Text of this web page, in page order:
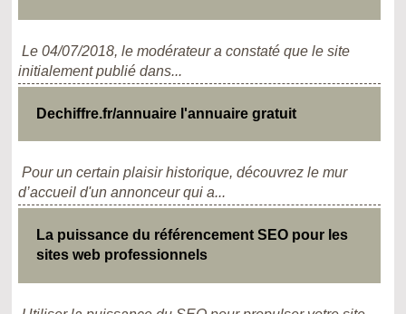
Le 04/07/2018, le modérateur a constaté que le site
initialement publié dans...
Dechiffre.fr/annuaire l'annuaire gratuit
Pour un certain plaisir historique, découvrez le mur
d’accueil d'un annonceur qui a...
La puissance du référencement SEO pour les
sites web professionnels